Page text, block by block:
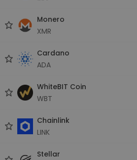
Monero
XMR
Cardano
ADA
WhiteBIT Coin
WBT
Chainlink
LINK
Stellar